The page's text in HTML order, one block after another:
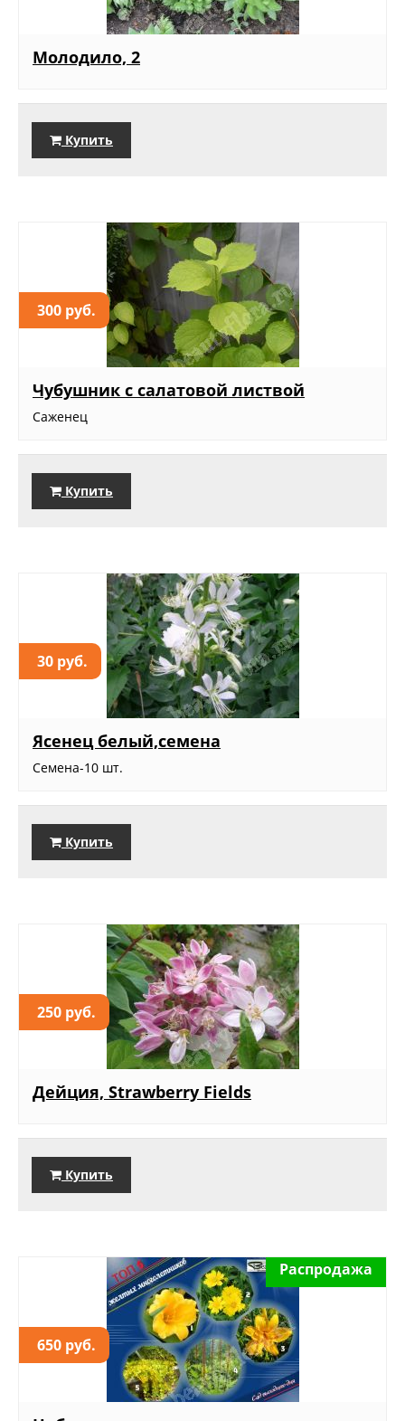
Молодило, 2
Купить
300 руб.
Чубушник с салатовой листвой
Саженец
Купить
30 руб.
Ясенец белый,семена
Семена-10 шт.
Купить
250 руб.
Дейция, Strawberry Fields
Купить
650 руб.
Распродажа